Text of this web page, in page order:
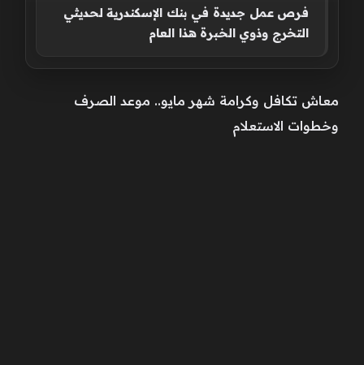
فرص عمل جديدة في بنك الإسكندرية لحديثي
التخرج وذوي الخبرة هذا العام
معاش تكافل وكرامة شهر مايو.. موعد الصرف
وخطوات الاستعلام